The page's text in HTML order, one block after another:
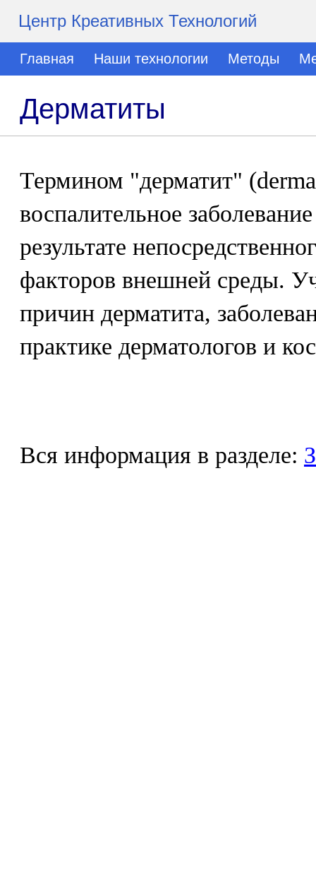
Центр Креативных Технологий
Главная Наши технологии Методы
Дерматиты
Термином "дерматит"
воспалительное
результате
факторов внешней среды.
причин дерматита,
практике дерматологов и
Вся информация в разделе: